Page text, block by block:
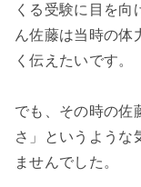
くる受験に目を向
ん佐藤は当時の体
く伝えたいです。
でも、その時の佐
さ」というような
ませんでした。